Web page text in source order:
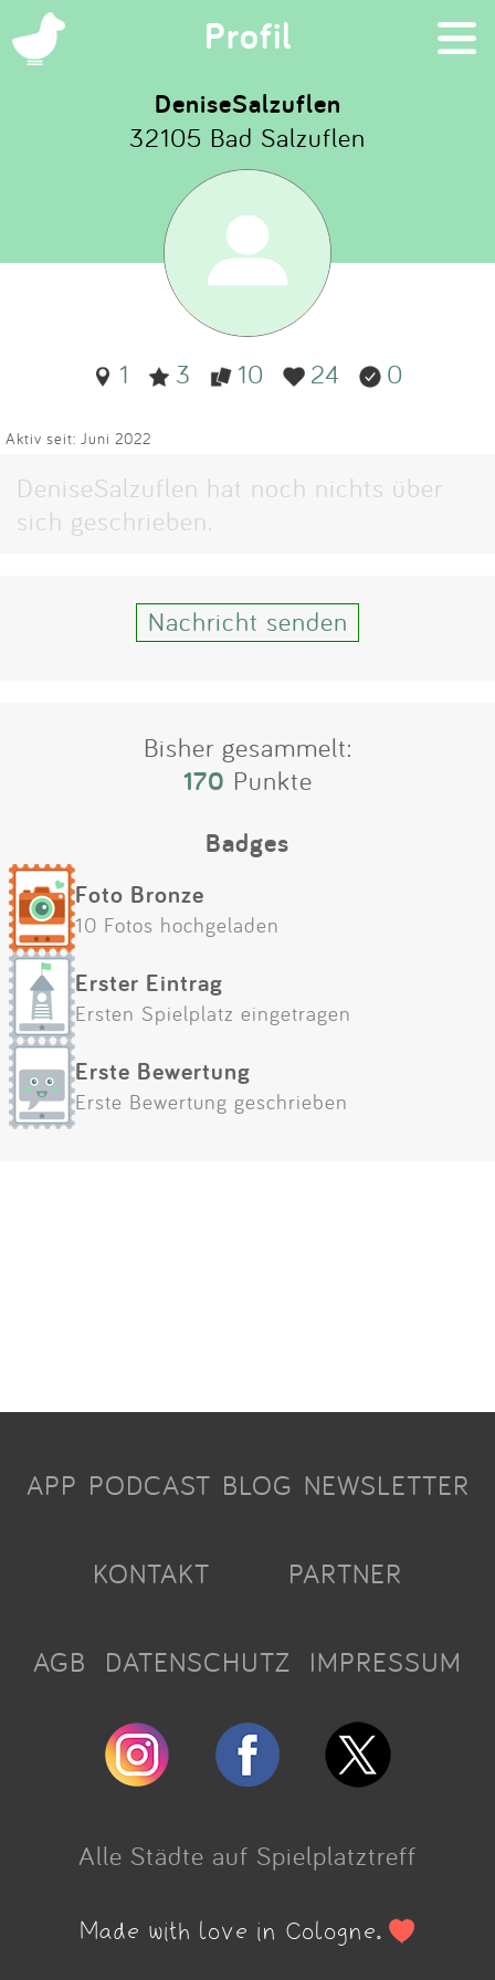
Profil ×
Suchen
Eintragen
App
Blog
Partner
Impressum
DeniseSalzuflen
32105 Bad Salzuflen
1 3 10 24 0
Aktiv seit: Juni 2022
DeniseSalzuflen hat noch nichts über
sich geschrieben.
Nachricht senden
Bisher gesammelt:
170 Punkte
Badges
Foto Bronze
10 Fotos hochgeladen
Erster Eintrag
Ersten Spielplatz eingetragen
Erste Bewertung
Erste Bewertung geschrieben
APP PODCAST BLOG NEWSLETTER
KONTAKT PARTNER
AGB DATENSCHUTZ IMPRESSUM
Alle Städte auf Spielplatztreff
Made with love in Cologne.